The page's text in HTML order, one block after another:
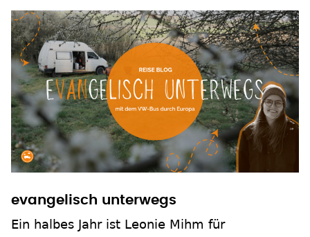
evangelisch unterwegs
Ein halbes Jahr ist Leonie Mihm für